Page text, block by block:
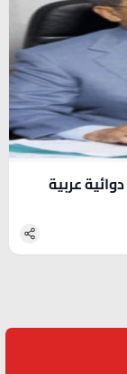
دوائية عربية